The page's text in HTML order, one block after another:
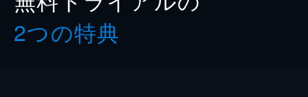
2つの特典